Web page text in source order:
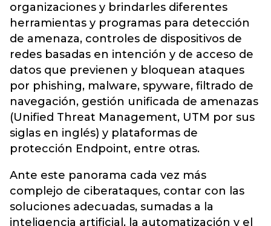
organizaciones y brindarles diferentes
herramientas y programas para detección
de amenaza, controles de dispositivos de
redes basadas en intención y de acceso de
datos que previenen y bloquean ataques
por phishing, malware, spyware, filtrado de
navegación, gestión unificada de amenazas
(Unified Threat Management, UTM por sus
siglas en inglés) y plataformas de
protección Endpoint, entre otras.
Ante este panorama cada vez más
complejo de ciberataques, contar con las
soluciones adecuadas, sumadas a la
inteligencia artificial, la automatización y el